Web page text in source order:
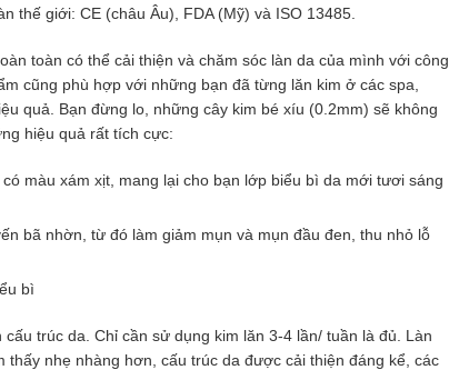
thế giới: CE (châu Âu), FDA (Mỹ) và ISO 13485.
toàn có thể cải thiện và chăm sóc làn da của mình với công
cũng phù hợp với những bạn đã từng lăn kim ở các spa,
quả. Bạn đừng lo, những cây kim bé xíu (0.2mm) sẽ không
hiệu quả rất tích cực:
màu xám xịt, mang lại cho bạn lớp biểu bì da mới tươi sáng
bã nhờn, từ đó làm giảm mụn và mụn đầu đen, thu nhỏ lỗ
bì
trúc da. Chỉ cần sử dụng kim lăn 3-4 lần/ tuần là đủ. Làn
thấy nhẹ nhàng hơn, cấu trúc da được cải thiện đáng kể, các